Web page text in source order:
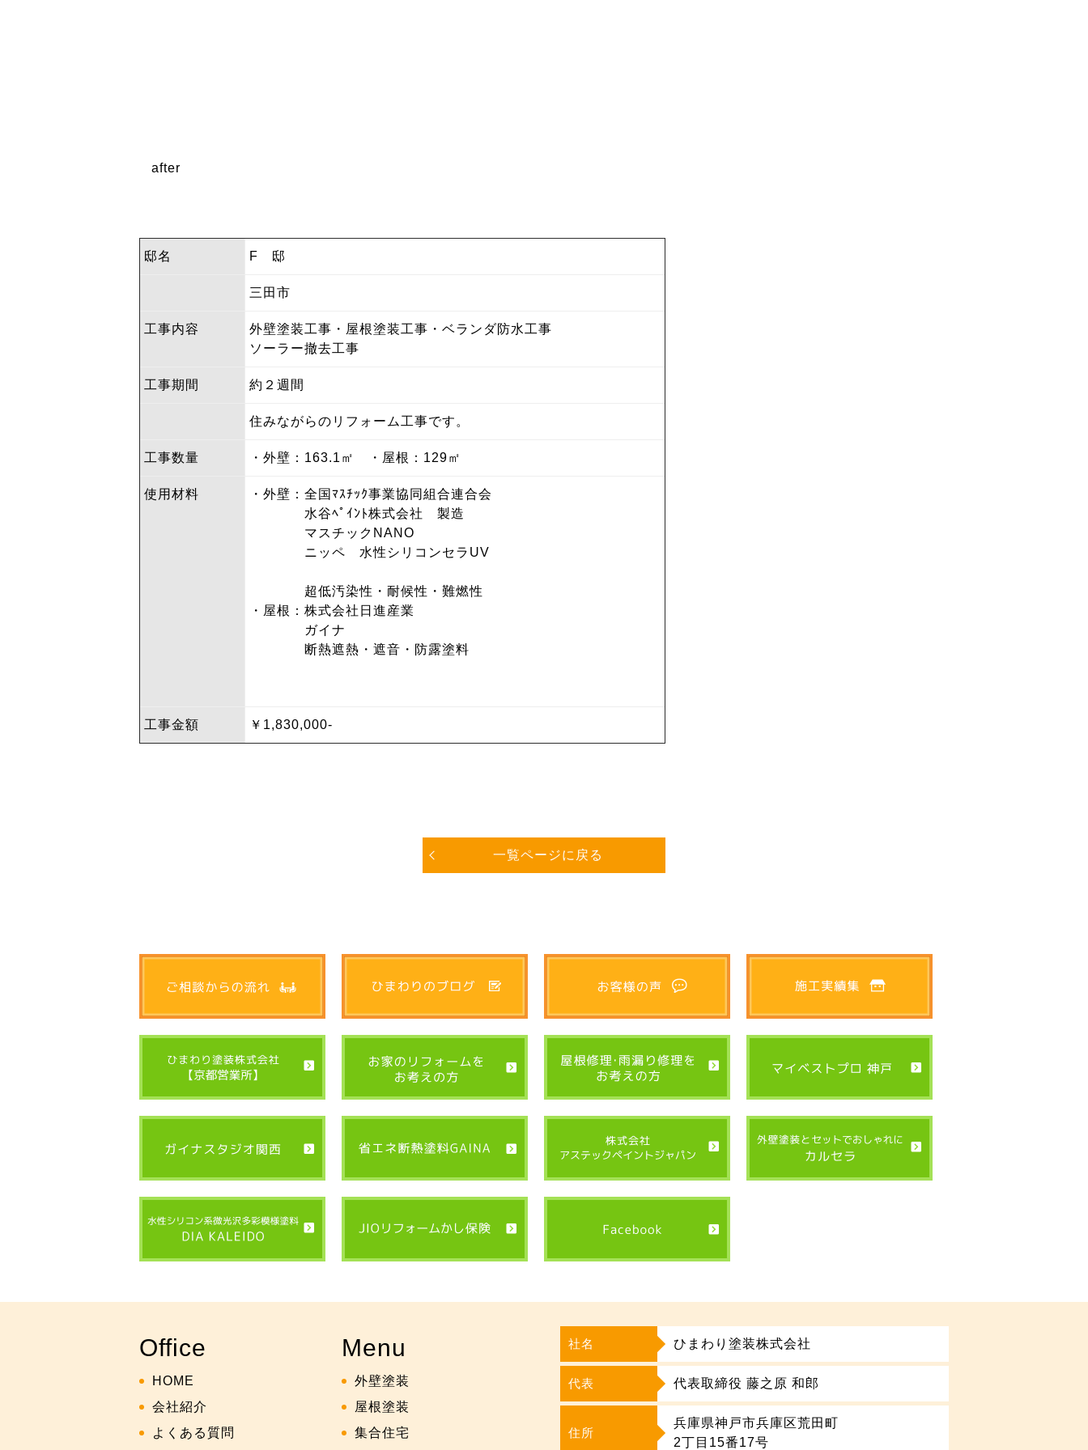
after
邸名 F 邸
三田市
工事内容
外壁塗装工事・屋根塗装工事・ベランダ防水工事
ソーラー撤去工事
工事期間 約２週間
住みながらのリフォーム工事です。
工事数量 ・外壁：163.1㎡ ・屋根：129㎡
使用材料
・外壁：全国ﾏｽﾁｯｸ事業協同組合連合会
水谷ﾍﾟｲﾝﾄ株式会社 製造
マスチックNANO
ニッペ 水性シリコンセラUV
超低汚染性・耐候性・難燃性
・屋根：株式会社日進産業
ガイナ
断熱遮熱・遮音・防露塗料
工事金額 ￥1,830,000-
一覧ページに戻る
Office
HOME
会社紹介
よくある質問
Menu
外壁塗装
屋根塗装
集合住宅
社名 ひまわり塗装株式会社
代表 代表取締役 藤之原 和郎
住所
兵庫県神戸市兵庫区荒田町
2丁目15番17号